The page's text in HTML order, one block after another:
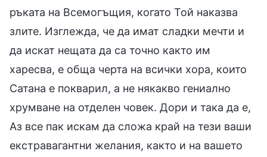
ръката на Всемогъщия, когато Той наказва
злите. Изглежда, че да имат сладки мечти и
да искат нещата да са точно както им
харесва, е обща черта на всички хора, които
Сатана е покварил, а не някакво гениално
хрумване на отделен човек. Дори и така да е,
Аз все пак искам да сложа край на тези ваши
екстравагантни желания, както и на вашето